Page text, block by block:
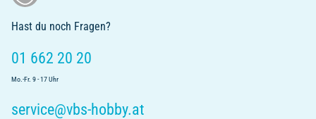
Hast du noch Fragen?
01 662 20 20
Mo.-Fr. 9 - 17 Uhr
service@vbs-hobby.at